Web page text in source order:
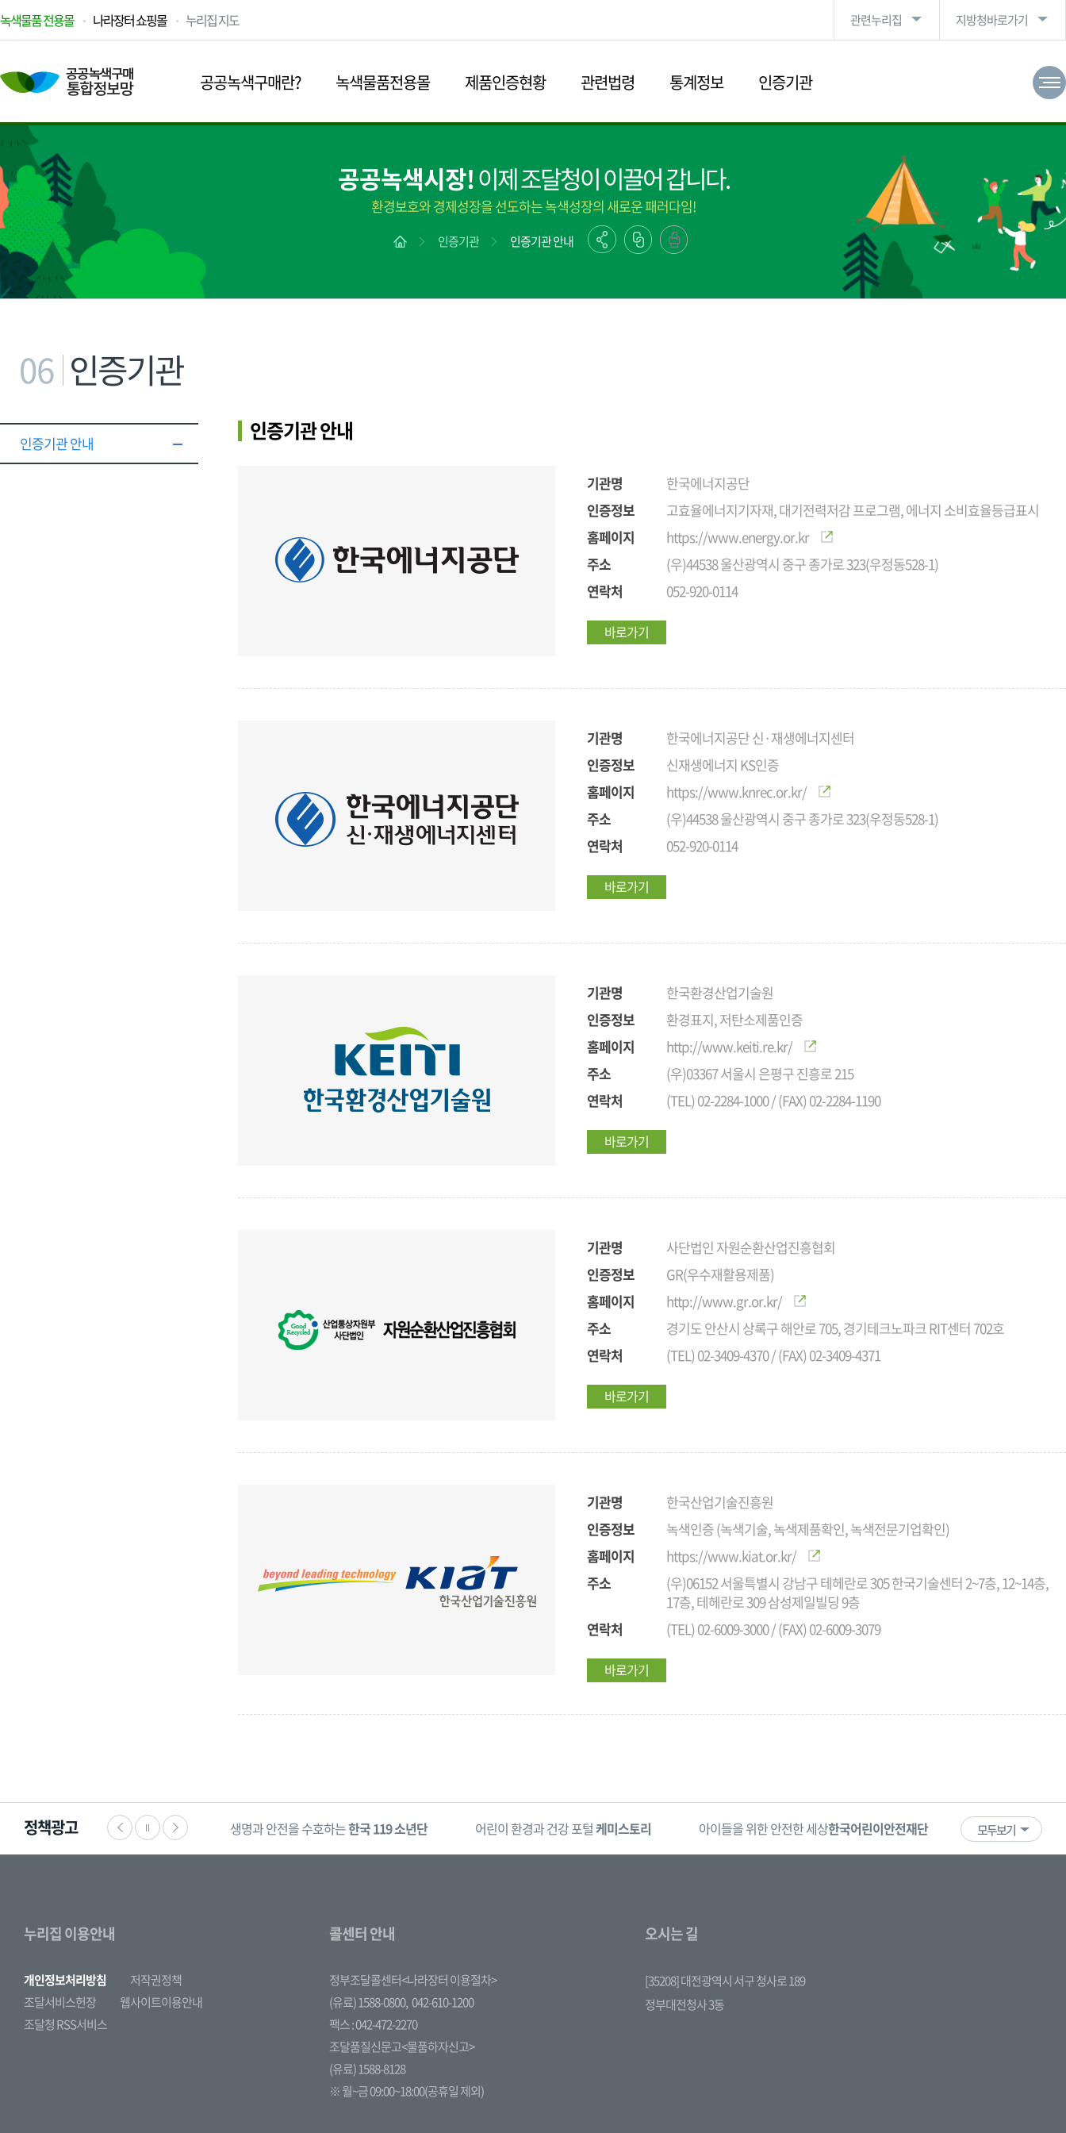
녹색물품 전용몰 나라장터 쇼핑몰 누리집 지도 관련누리집 지방청바로가기
공공녹색구매란? 녹색물품전용몰 제품인증현황 관련법령 통계정보 인증기관
공공녹색시장!이제 조달청이 이끌어 갑니다.
환경보호와 경제성장을 선도하는 녹색성장의 새로운 패러다임!
인증기관 인증기관 안내
06 인증기관
인증기관 안내 인증기관 안내
기관명
한국에너지공단
인증정보
고효율에너지기자재, 대기전력저감 프로그램, 에너지 소비효율등급표시
홈페이지
https://www.energy.or.kr
주소
(우)44538 울산광역시 중구 종가로 323(우정동528-1)
연락처
052-920-0114
바로가기
기관명
한국에너지공단 신·재생에너지센터
인증정보
신재생에너지 KS인증
홈페이지
https://www.knrec.or.kr/
주소
(우)44538 울산광역시 중구 종가로 323(우정동528-1)
연락처
052-920-0114
바로가기
기관명
한국환경산업기술원
인증정보
환경표지, 저탄소제품인증
홈페이지
http://www.keiti.re.kr/
주소
(우)03367 서울시 은평구 진흥로 215
연락처
(TEL) 02-2284-1000 / (FAX) 02-2284-1190
바로가기
기관명
사단법인 자원순환산업진흥협회
인증정보
GR(우수재활용제품)
홈페이지
http://www.gr.or.kr/
주소
경기도 안산시 상록구 해안로 705, 경기테크노파크 RIT센터 702호
연락처
(TEL) 02-3409-4370 / (FAX) 02-3409-4371
바로가기
기관명
한국산업기술진흥원
인증정보
녹색인증 (녹색기술, 녹색제품확인, 녹색전문기업확인)
홈페이지
https://www.kiat.or.kr/
주소
(우)06152 서울특별시 강남구 테헤란로 305 한국기술센터 2~7층, 12~14층,
17층, 테헤란로 309 삼성제일빌딩 9층
연락처
(TEL) 02-6009-3000 / (FAX) 02-6009-3079
바로가기
정책광고 생명과 안전을 수호하는한국 119 소년단 어린이 환경과 건강 포털케미스토리 아이들을 위한 안전한 세상한국어린이안전재단 어린이·청소년
모두보기
누리집 이용안내
개인정보처리방침
저작권정책
조달서비스헌장
웹사이트이용안내
조달청 RSS서비스
콜센터 안내
정부조달콜센터<나라장터 이용절차>
(유료) 1588-0800, 042-610-1200
팩스 : 042-472-2270
조달품질신문고<물품하자신고>
(유료) 1588-8128
※ 월~금 09:00~18:00(공휴일 제외)
오시는 길
[35208] 대전광역시 서구 청사로 189
정부대전청사 3동